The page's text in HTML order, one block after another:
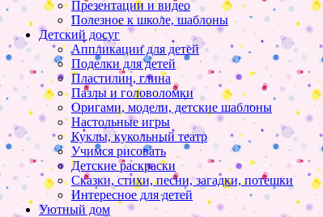
Презентации и видео
Полезное к школе, шаблоны
Детский досуг
Аппликации для детей
Поделки для детей
Пластилин, глина
Пазлы и головоломки
Оригами, модели, детские шаблоны
Настольные игры
Куклы, кукольный театр
Учимся рисовать
Детские раскраски
Сказки, стихи, песни, загадки, потешки
Интересное для детей
Уютный дом